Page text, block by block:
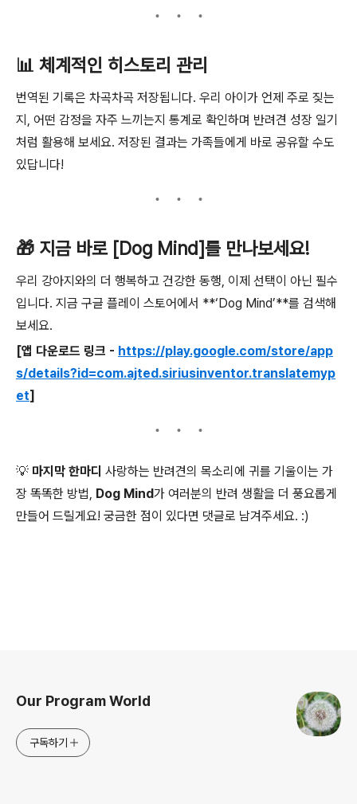
📊 체계적인 히스토리 관리
번역된 기록은 차곡차곡 저장됩니다. 우리 아이가 언제 주로 짖는
지, 어떤 감정을 자주 느끼는지 통계로 확인하며 반려견 성장 일기
처럼 활용해 보세요. 저장된 결과는 가족들에게 바로 공유할 수도
있답니다!
🎁 지금 바로 [Dog Mind]를 만나보세요!
우리 강아지와의 더 행복하고 건강한 동행, 이제 선택이 아닌 필수
입니다. 지금 구글 플레이 스토어에서 **‘Dog Mind’**를 검색해
보세요.
[앱 다운로드 링크 - https://play.google.com/store/app
s/details?id=com.ajted.siriusinventor.translatemyp
et]
💡 마지막 한마디 사랑하는 반려견의 목소리에 귀를 기울이는 가
장 똑똑한 방법, Dog Mind가 여러분의 반려 생활을 더 풍요롭게
만들어 드릴게요! 궁금한 점이 있다면 댓글로 남겨주세요. :)
Our Program World
구독하기